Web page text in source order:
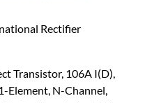
Rectifier
Transistor, 106A I(D),
Element, N-Channel,